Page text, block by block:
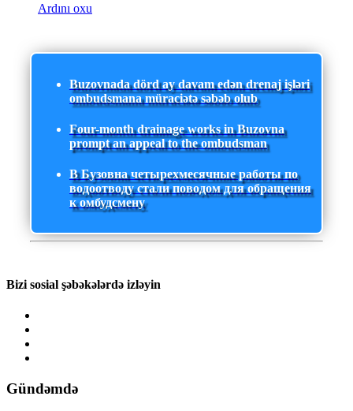
Ardını oxu
Buzovnada dörd ay davam edən drenaj işləri
ombudsmana müraciətə səbəb olub
Four-month drainage works in Buzovna
prompt an appeal to the ombudsman
В Бузовна четырехмесячные работы по
водоотводу стали поводом для обращения
к омбудсмену
Bizi sosial şəbəkələrdə izləyin
Gündəmdə